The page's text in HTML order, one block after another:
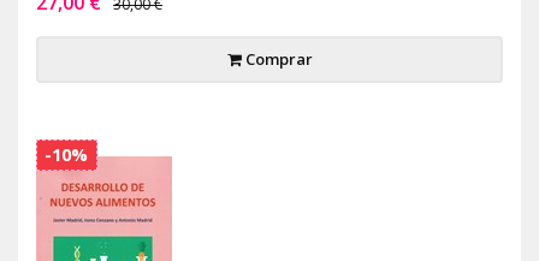
Comprar
-10%